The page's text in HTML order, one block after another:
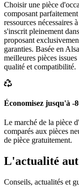
Choisir une pièce
composant
ressources
s'inscrit pleinement
proposant
garanties. Basée en
meilleures pièces
qualité et compatibilité.
Économisez jusqu'à -
Le marché de la pièce
comparés aux pièces
de pièce gratuitement.
L'actualité
Conseils, actualités et